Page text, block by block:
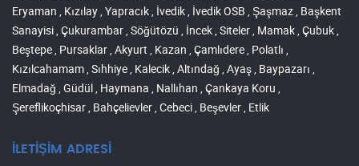
Eryaman , Kızılay , Yapracık , İvedik , İvedik OSB , Şaşmaz , Başkent
Sanayisi , Çukurambar , Söğütözü , İncek , Siteler , Mamak , Çubuk ,
Beştepe , Pursaklar , Akyurt , Kazan , Çamlıdere , Polatlı ,
Kızılcahamam , Sıhhiye , Kalecik , Altındağ , Ayaş , Baypazarı ,
Elmadağ , Güdül , Haymana , Nallıhan , Çankaya Koru ,
Şereflikoçhisar , Bahçelievler , Cebeci , Beşevler , Etlik
İLETİŞİM ADRESİ